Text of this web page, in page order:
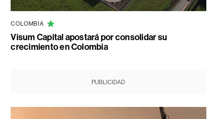
COLOMBIA
Visum Capital apostará por consolidar su
crecimiento en Colombia
PUBLICIDAD